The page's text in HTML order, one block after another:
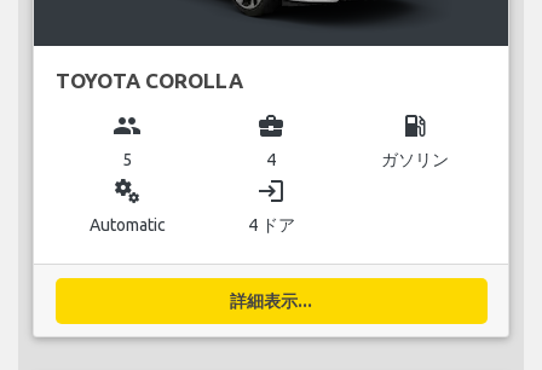
TOYOTA COROLLA
group
5
business_center
4
local_gas_station
ガソリン
miscellaneous_services
Automatic
login
4 ドア
詳細表示...